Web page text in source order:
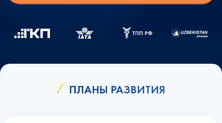
ПЛАНЫ РАЗВИТИЯ